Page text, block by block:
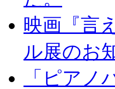
映画『言
ル展のお
「ピア